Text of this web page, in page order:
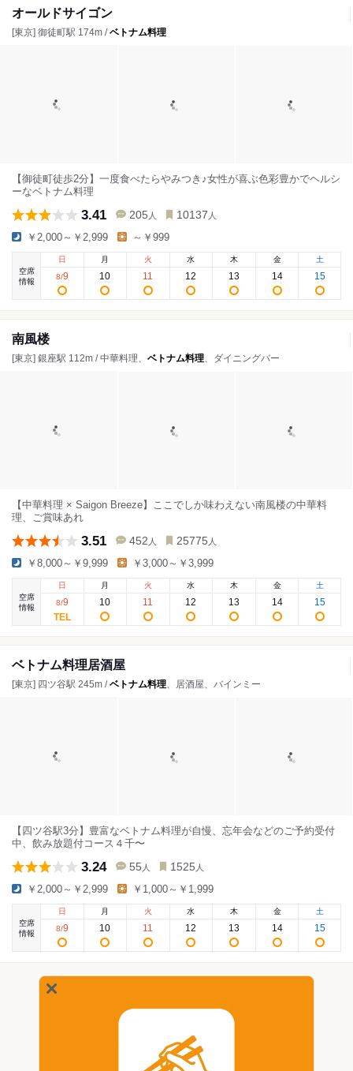
オールドサイゴン
[東京] 御徒町駅 174m /ベトナム料理
【御徒町徒歩2分】一度食べたらやみつき♪女性が喜ぶ色彩豊かでヘルシ
ーなベトナム料理
3.41 205 人 10137 人
￥2,000～￥2,999 ～￥999
空席
情報
日
8/9
月
10
火
11
水
12
木
13
金
14
土
15
南風楼
[東京] 銀座駅 112m / 中華料理、 ベトナム料理、ダイニングバー
【中華料理 × Saigon Breeze】ここでしか味わえない南風楼の中華料
理、ご賞味あれ
3.51 452 人 25775 人
￥8,000～￥9,999 ￥3,000～￥3,999
空席
情報
日
8/9
月
10
火
11
水
12
木
13
金
14
土
15
ベトナム料理居酒屋
[東京] 四ツ谷駅 245m /ベトナム料理、居酒屋、バインミー
【四ツ谷駅3分】豊富なベトナム料理が自慢、忘年会などのご予約受付
中、飲み放題付コース４千〜
3.24 55 人 1525 人
￥2,000～￥2,999 ￥1,000～￥1,999
空席
情報
日
8/9
月
10
火
11
水
12
木
13
金
14
土
15